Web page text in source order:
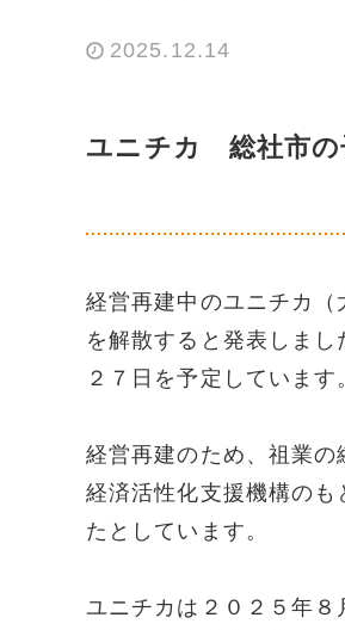
2025.12.14
ユニチカ 総社市の
経営再建中のユニチカ
を解散すると発表しま
２７日を予定しています
経営再建のため、祖業
経済活性化支援機構の
たとしています。
ユニチカは２０２５年